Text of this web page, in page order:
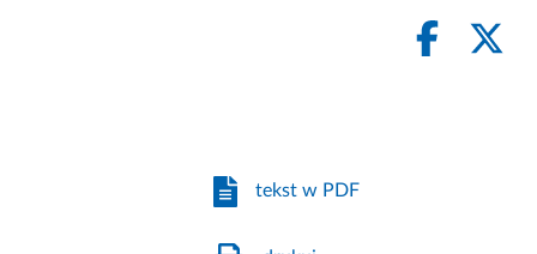
tekst w PDF